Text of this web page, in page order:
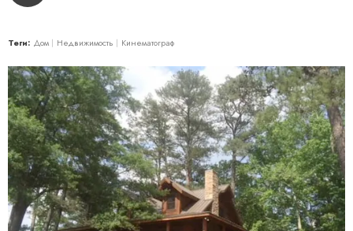
Теги: Дом Недвижимость Кинематограф